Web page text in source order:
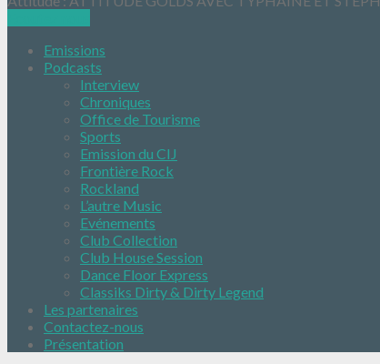
Emissions
Podcasts
Interview
Chroniques
Office de Tourisme
Sports
Emission du CIJ
Frontière Rock
Rockland
L’autre Music
Evénements
Club Collection
Club House Session
Dance Floor Express
Classiks Dirty & Dirty Legend
Les partenaires
Contactez-nous
Présentation